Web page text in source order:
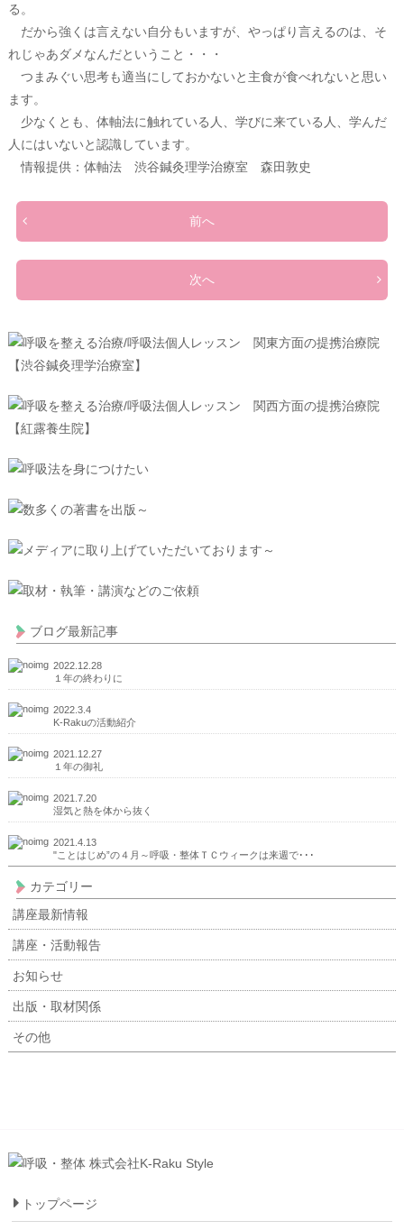
る。
だから強くは言えない自分もいますが、やっぱり言えるのは、そ
れじゃあダメなんだということ・・・
つまみぐい思考も適当にしておかないと主食が食べれないと思い
ます。
少なくとも、体軸法に触れている人、学びに来ている人、学んだ
人にはいないと認識しています。
情報提供：体軸法 渋谷鍼灸理学治療室 森田敦史
前へ
次へ
ブログ最新記事
2022.12.28
１年の終わりに
2022.3.4
K-Rakuの活動紹介
2021.12.27
１年の御礼
2021.7.20
湿気と熱を体から抜く
2021.4.13
"ことはじめ”の４月～呼吸・整体ＴＣウィークは来週で･･･
カテゴリー
講座最新情報
講座・活動報告
お知らせ
出版・取材関係
その他
トップページ